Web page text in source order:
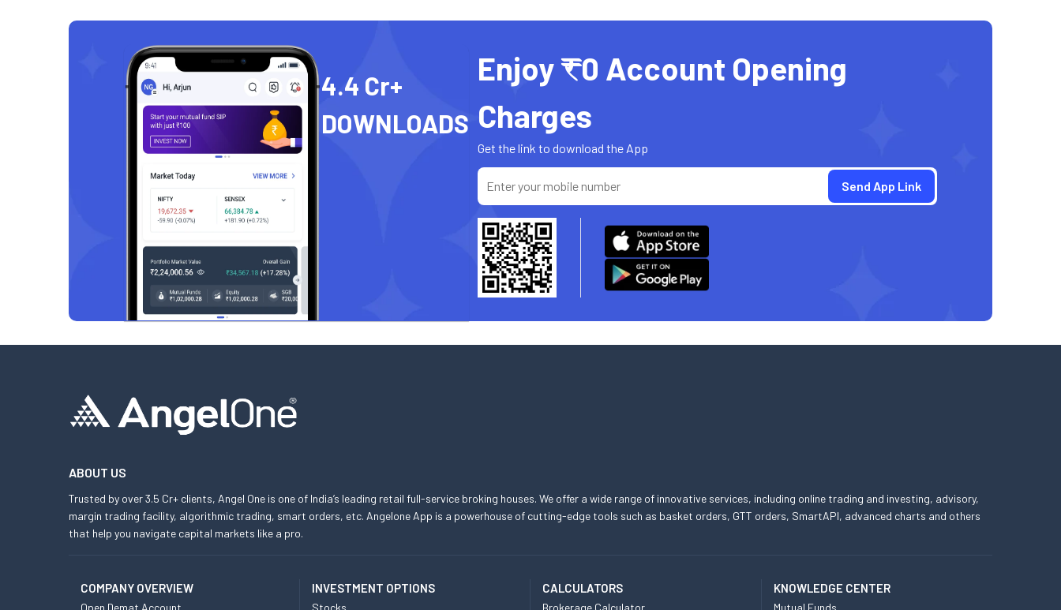
4.4 Cr+
DOWNLOADS
Enjoy ₹0 Account Opening
Charges
Get the link to download the App
ABOUT US
Trusted by over 3.5 Cr+ clients, Angel One is one of India’s leading retail full-service broking houses. We offer a wide range of innovative services, including online trading and investing, advisory,
margin trading facility, algorithmic trading, smart orders, etc. Angelone App is a powerhouse of cutting-edge tools such as basket orders, GTT orders, SmartAPI, advanced charts and others
that help you navigate capital markets like a pro.
COMPANY OVERVIEW
Open Demat Account
INVESTMENT OPTIONS
Stocks
CALCULATORS
Brokerage Calculator
KNOWLEDGE CENTER
Mutual Funds